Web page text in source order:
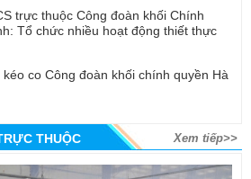
trực thuộc Công đoàn khối Chính
Tổ chức nhiều hoạt động thiết thực
kéo co Công đoàn khối chính quyền Hà
THUỘC Xem tiếp>>